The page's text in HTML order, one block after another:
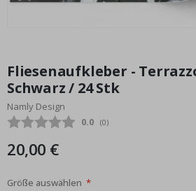
Anfang
der
Bildgalerie
springen
Fliesenaufkleber -
Schwarz / 24 Stk
Namly Design
Durchschnittliche
0.0 (abgegebene bewertungen:
0)
20,00 €
Größe auswählen